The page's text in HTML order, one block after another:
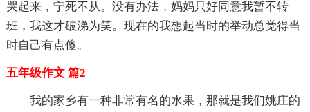
哭起来，宁死不从。没有办法，妈妈只好同意我暂不转
班，我这才破涕为笑。现在的我想起当时的举动总觉得当
时自己有点傻。
五年级作文 篇2
我的家乡有一种非常有名的水果，那就是我们姚庄的